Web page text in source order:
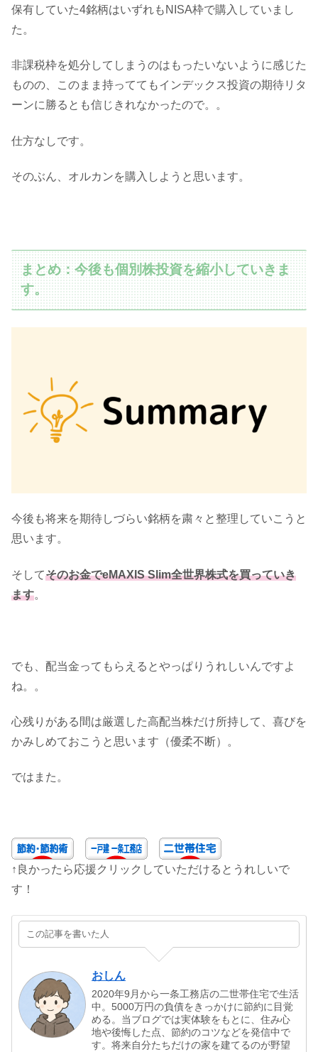
保有していた4銘柄はいずれもNISA枠で購入していまし
た。
非課税枠を処分してしまうのはもったいないように感じた
ものの、このまま持っててもインデックス投資の期待リタ
ーンに勝るとも信じきれなかったので。。
仕方なしです。
そのぶん、オルカンを購入しようと思います。
まとめ：今後も個別株投資を縮小していきま
す。
今後も将来を期待しづらい銘柄を粛々と整理していこうと
思います。
そしてそのお金でeMAXIS Slim全世界株式を買っていき
ます。
でも、配当金ってもらえるとやっぱりうれしいんですよ
ね。。
心残りがある間は厳選した高配当株だけ所持して、喜びを
かみしめておこうと思います（優柔不断）。
ではまた。
↑良かったら応援クリックしていただけるとうれしいで
す！
この記事を書いた人
おしん
2020年9月から一条工務店の二世帯住宅で生活
中。5000万円の負債をきっかけに節約に目覚
める。当ブログでは実体験をもとに、住み心
地や後悔した点、節約のコツなどを発信中で
す。将来自分たちだけの家を建てるのが野望